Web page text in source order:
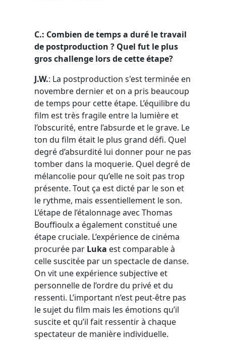
C.: Combien de temps a duré le travail
de postproduction ? Quel fut le plus
gros challenge lors de cette étape?
J.W.: La postproduction s'est terminée en
novembre dernier et on a pris beaucoup
de temps pour cette étape. L’équilibre du
film est très fragile entre la lumière et
l’obscurité, entre l’absurde et le grave. Le
ton du film était le plus grand défi. Quel
degré d’absurdité lui donner pour ne pas
tomber dans la moquerie. Quel degré de
mélancolie pour qu’elle ne soit pas trop
présente. Tout ça est dicté par le son et
le rythme, mais essentiellement le son.
L’étape de l’étalonnage avec Thomas
Bouffioulx a également constitué une
étape cruciale. L’expérience de cinéma
procurée par Luka est comparable à
celle suscitée par un spectacle de danse.
On vit une expérience subjective et
personnelle de l’ordre du privé et du
ressenti. L’important n’est peut-être pas
le sujet du film mais les émotions qu’il
suscite et qu’il fait ressentir à chaque
spectateur de manière individuelle.